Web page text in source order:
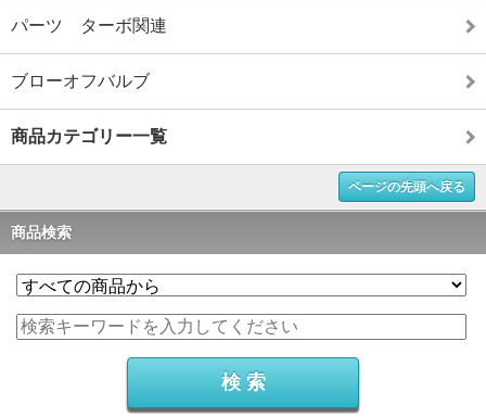
パーツ ターボ関連
ブローオフバルブ
商品カテゴリー一覧
ページの先頭へ戻る
商品検索